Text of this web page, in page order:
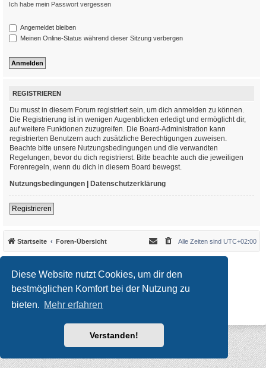
Diese Website nutzt Cookies, um dir den
bestmöglichen Komfort bei der Nutzung zu
bieten. Mehr erfahren
Verstanden!
Ich habe mein Passwort vergessen
Angemeldet bleiben
Meinen Online-Status während dieser Sitzung verbergen
REGISTRIEREN
Du musst in diesem Forum registriert sein, um dich anmelden zu können.
Die Registrierung ist in wenigen Augenblicken erledigt und ermöglicht dir,
auf weitere Funktionen zuzugreifen. Die Board-Administration kann
registrierten Benutzern auch zusätzliche Berechtigungen zuweisen.
Beachte bitte unsere Nutzungsbedingungen und die verwandten
Regelungen, bevor du dich registrierst. Bitte beachte auch die jeweiligen
Forenregeln, wenn du dich in diesem Board bewegst.
Nutzungsbedingungen | Datenschutzerklärung
Registrieren
Startseite Foren-Übersicht Alle Zeiten sind UTC+02:00
Updated to 3.3.x by
MannixMD
*Style version: 3.4.10
Powered byphpBB ® Forum Software © phpBB Limited
Datenschutz